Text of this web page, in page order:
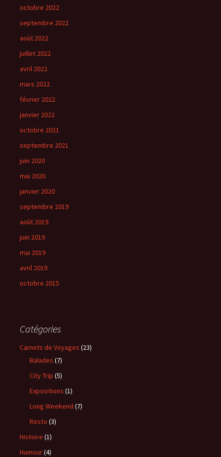
octobre 2022
septembre 2022
août 2022
juillet 2022
avril 2022
mars 2022
février 2022
janvier 2022
octobre 2021
septembre 2021
juin 2020
mai 2020
janvier 2020
septembre 2019
août 2019
juin 2019
mai 2019
avril 2019
octobre 2015
Catégories
Carnets de Voyages (23)
Balades (7)
City Trip (5)
Expositions (1)
Long Weekend (7)
Resto (3)
Histoire (1)
Humour(4)